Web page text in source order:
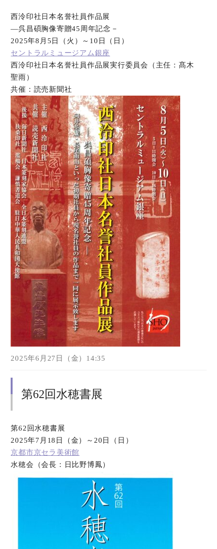
西泠印社日本名誉社員作品展
―呉昌碩胸像寄贈45周年記念－
2025年8月5日（火）～10日（日）
セントラルミュージアム銀座
西泠印社日本名誉社員作品展実行委員会（主任：髙木
聖雨）
共催：読売新聞社
2025年6月27日（金）14:35
第62回水穂書展
第62回水穂書展
2025年7月18日（金）～20日（日）
京都市京セラ美術館
水穂会（会長：日比野博鳳）